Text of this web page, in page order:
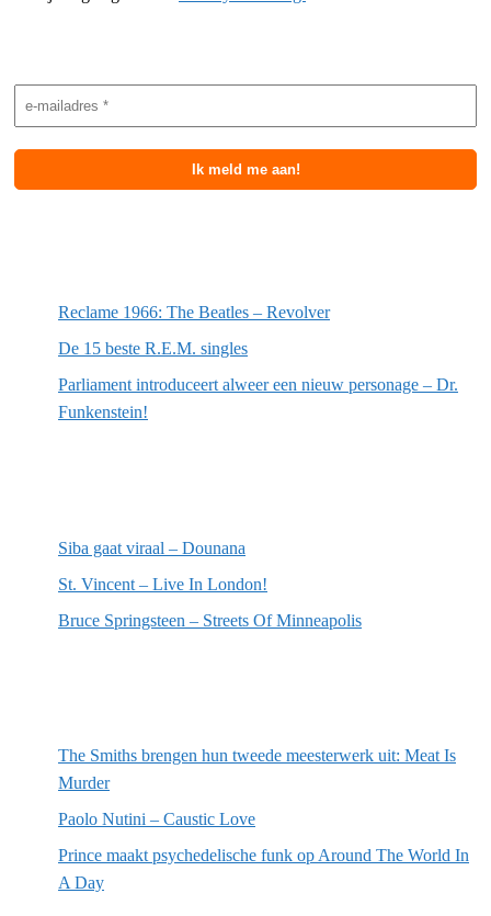
Reclame 1966: The Beatles – Revolver
De 15 beste R.E.M. singles
Parliament introduceert alweer een nieuw personage – Dr.
Funkenstein!
Siba gaat viraal – Dounana
St. Vincent – Live In London!
Bruce Springsteen – Streets Of Minneapolis
The Smiths brengen hun tweede meesterwerk uit: Meat Is
Murder
Paolo Nutini – Caustic Love
Prince maakt psychedelische funk op Around The World In
A Day